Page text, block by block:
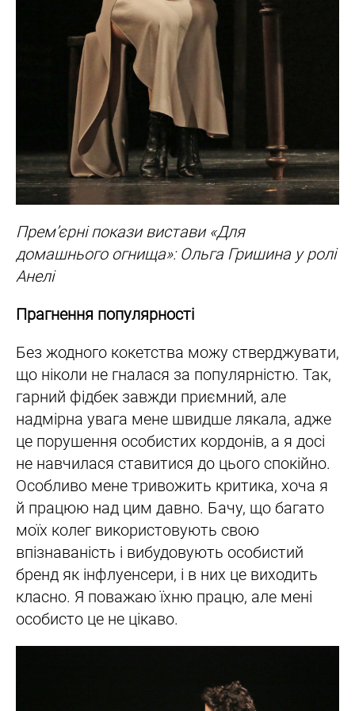
Прем’єрні покази вистави «Для
домашнього огнища»: Ольга Гришина у ролі
Анелі
Прагнення популярності
Без жодного кокетства можу стверджувати,
що ніколи не гналася за популярністю. Так,
гарний фідбек завжди приємний, але
надмірна увага мене швидше лякала, адже
це порушення особистих кордонів, а я досі
не навчилася ставитися до цього спокійно.
Особливо мене тривожить критика, хоча я
й працюю над цим давно. Бачу, що багато
моїх колег використовують свою
впізнаваність і вибудовують особистий
бренд як інфлуенсери, і в них це виходить
класно. Я поважаю їхню працю, але мені
особисто це не цікаво.